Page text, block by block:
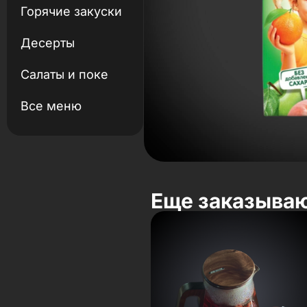
Горячие закуски
Десерты
Салаты и поке
Все меню
Еще